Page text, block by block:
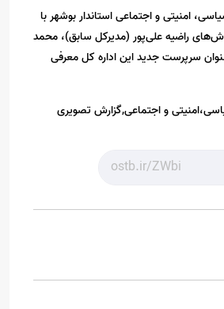
امنیتی و اجتماعی استاندار بوشهر با
راضیه علی‌پور (مدیرکل سابق)، محمد
سرپرست جدید این اداره کل معرفی
و اجتماعی,گزارش تصویری